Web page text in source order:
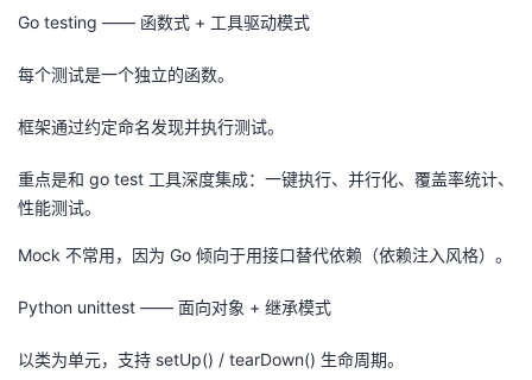
Go testing —— 函数式 + 工具驱动模式
每个测试是一个独立的函数。
框架通过约定命名发现并执行测试。
重点是和 go test 工具深度集成：一键执行、并行化、覆盖率统计、
性能测试。
Mock 不常用，因为 Go 倾向于用接口替代依赖（依赖注入风格）。
Python unittest —— 面向对象 + 继承模式
以类为单元，支持 setUp() / tearDown() 生命周期。